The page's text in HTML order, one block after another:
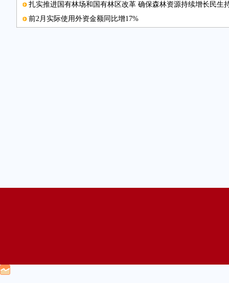
扎实推进国有林场和国有林区改革 确保森林资源持续增长民生
前2月实际使用外资金额同比增17%